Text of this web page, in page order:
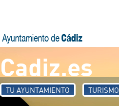
Cadiz.es
TU AYUNTAMIENTO TURISMO